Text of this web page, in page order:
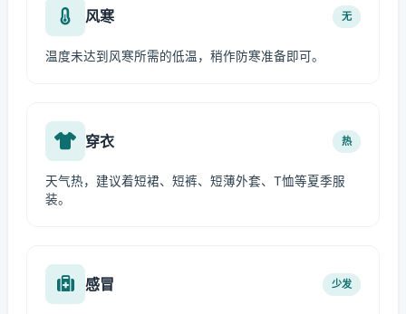
风寒 无
温度未达到风寒所需的低温，稍作防寒准备即可。
穿衣 热
天气热，建议着短裙、短裤、短薄外套、T恤等夏季服
装。
感冒 少发